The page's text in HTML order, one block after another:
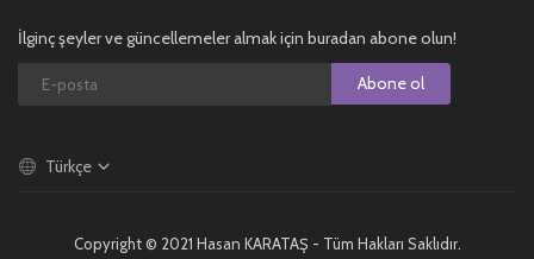
İlginç şeyler ve güncellemeler almak için buradan abone olun!
Abone ol
Türkçe
Copyright © 2021 Hasan KARATAŞ - Tüm Hakları Saklıdır.